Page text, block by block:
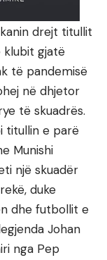
drejt titullit
klubit gjatë
të pandemisë
në dhjetor
të skuadrës.
titullin e parë
Munishi
një skuadër
duke
dhe futbollit e
Johan
nga Pep